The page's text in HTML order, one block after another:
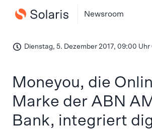
Newsroom
Dienstag, 5. Dezember 2017, 09:00 Uhr
Moneyou, die
Marke der ABN
Bank, integriert